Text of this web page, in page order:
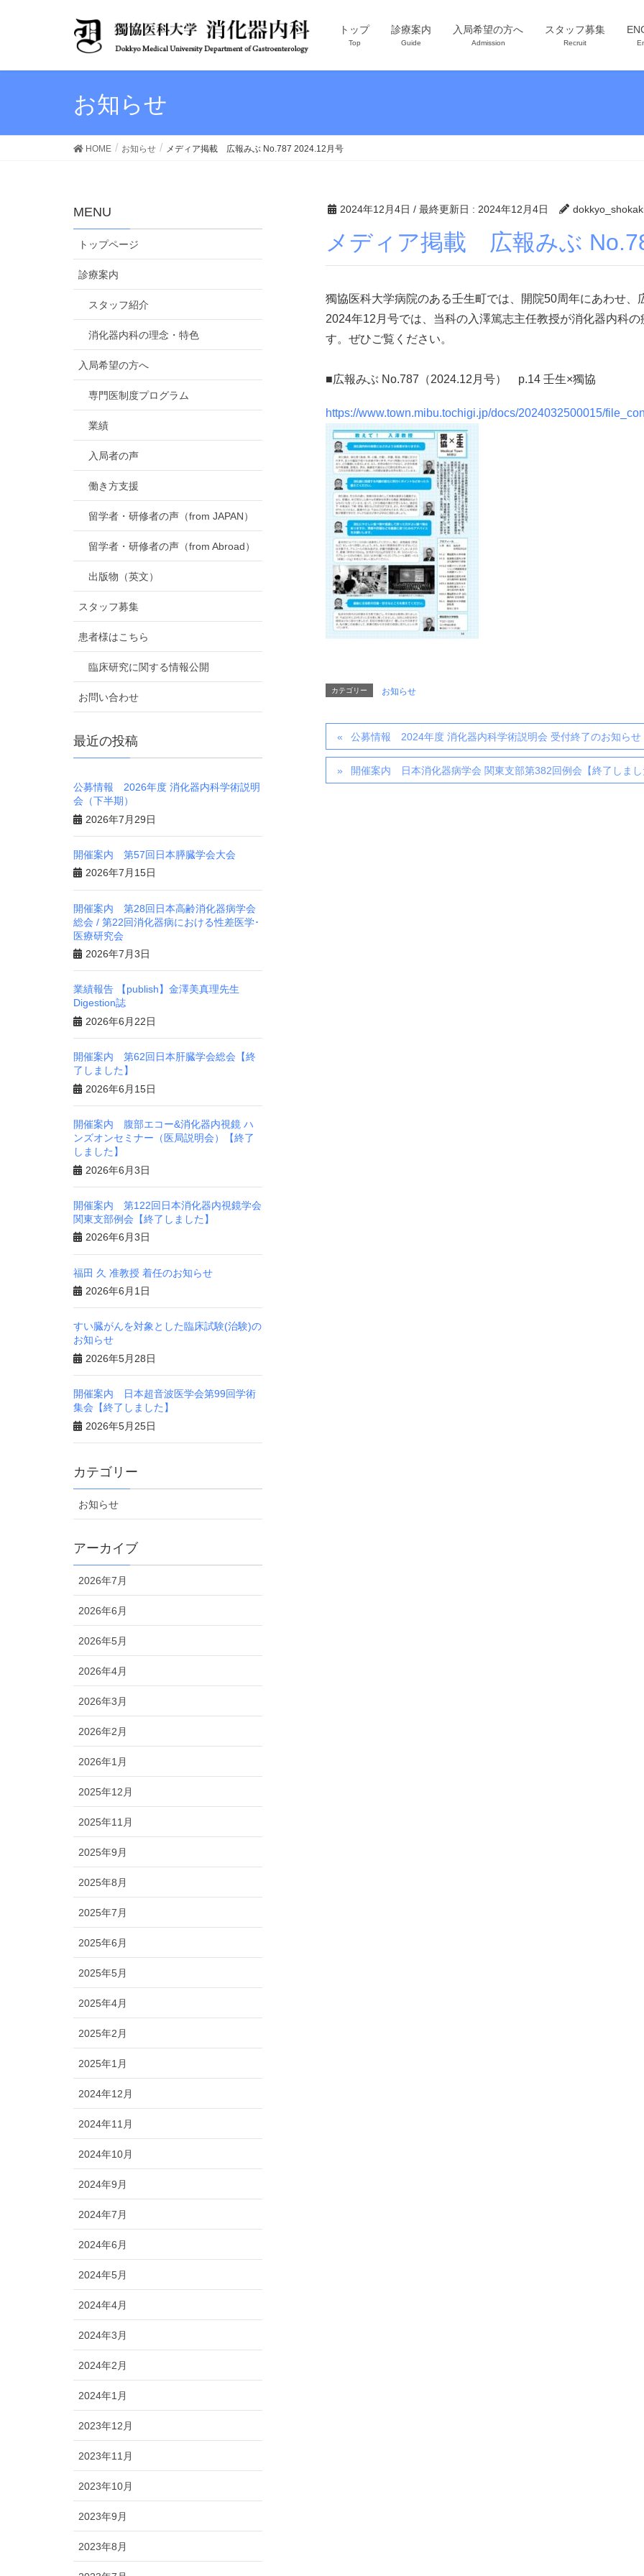
トップ
Top
診療案内
Guide
入局希望の方へ
Admission
スタッフ募集
Recruit
お知らせ
HOME お知らせ メディア掲載 広報みぶ No.787 2024.12月号
2024年12月4日 / 最終更新日 : 2024年12月4日
メディア掲載 広報みぶ
獨協医科大学病院のある壬生町では、開院50周年にあわせ
2024年12月号では、当科の入澤篤志主任教授が消化器内科
す。ぜひご覧ください。
■広報みぶ No.787（2024.12月号） p.14 壬生×獨協
https://www.town.mibu.tochigi.jp/docs/2024032500015/
カテゴリー お知らせ
公募情報 2024年度 消化器内科学術説明会 受付終了のお知らせ
開催案内 日本消化器病学会 関東支部第382回例会【終了しま
MENU
トップページ
診療案内
スタッフ紹介
消化器内科の理念・特色
入局希望の方へ
専門医制度プログラム
業績
入局者の声
働き方支援
留学者・研修者の声（from JAPAN）
留学者・研修者の声（from Abroad）
出版物（英文）
スタッフ募集
患者様はこちら
臨床研究に関する情報公開
お問い合わせ
最近の投稿
公募情報 2026年度 消化器内科学術説明
会（下半期）
2026年7月29日
開催案内 第57回日本膵臓学会大会
2026年7月15日
開催案内 第28回日本高齢消化器病学会
総会 / 第22回消化器病における性差医学･
医療研究会
2026年7月3日
業績報告 【publish】金澤美真理先生
Digestion誌
2026年6月22日
開催案内 第62回日本肝臓学会総会【終
了しました】
2026年6月15日
開催案内 腹部エコー&消化器内視鏡 ハ
ンズオンセミナー（医局説明会）【終了
しました】
2026年6月3日
開催案内 第122回日本消化器内視鏡学会
関東支部例会【終了しました】
2026年6月3日
福田 久 准教授 着任のお知らせ
2026年6月1日
すい臓がんを対象とした臨床試験(治験)の
お知らせ
2026年5月28日
開催案内 日本超音波医学会第99回学術
集会【終了しました】
2026年5月25日
カテゴリー
お知らせ
アーカイブ
2026年7月
2026年6月
2026年5月
2026年4月
2026年3月
2026年2月
2026年1月
2025年12月
2025年11月
2025年9月
2025年8月
2025年7月
2025年6月
2025年5月
2025年4月
2025年2月
2025年1月
2024年12月
2024年11月
2024年10月
2024年9月
2024年7月
2024年6月
2024年5月
2024年4月
2024年3月
2024年2月
2024年1月
2023年12月
2023年11月
2023年10月
2023年9月
2023年8月